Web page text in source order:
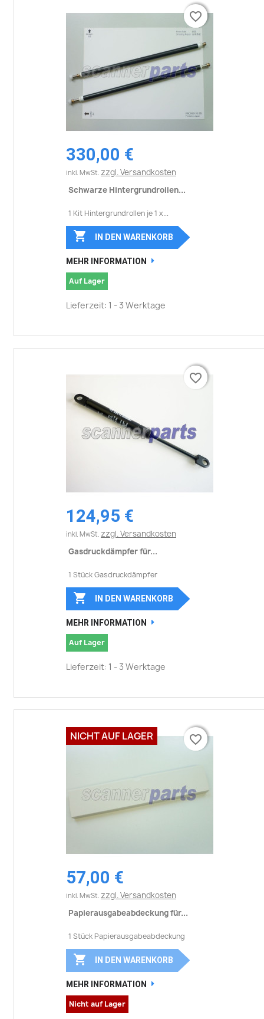
330,00 €
inkl. MwSt. zzgl. Versandkosten
Schwarze Hintergrundrollen...
1 Kit Hintergrundrollen je 1 x...
favorite_border
 IN DEN WARENKORB
MEHR INFORMATION
Auf Lager
Lieferzeit: 1 - 3 Werktage
favorite_border
124,95 €
inkl. MwSt. zzgl. Versandkosten
Gasdruckdämpfer für...
1 Stück Gasdruckdämpfer
favorite_border
 IN DEN WARENKORB
MEHR INFORMATION
Auf Lager
Lieferzeit: 1 - 3 Werktage
favorite_border
57,00 €
inkl. MwSt. zzgl. Versandkosten
Papierausgabeabdeckung für...
1 Stück Papierausgabeabdeckung
favorite_border
 IN DEN WARENKORB
MEHR INFORMATION
Nicht auf Lager
NICHT AUF LAGER favorite_border